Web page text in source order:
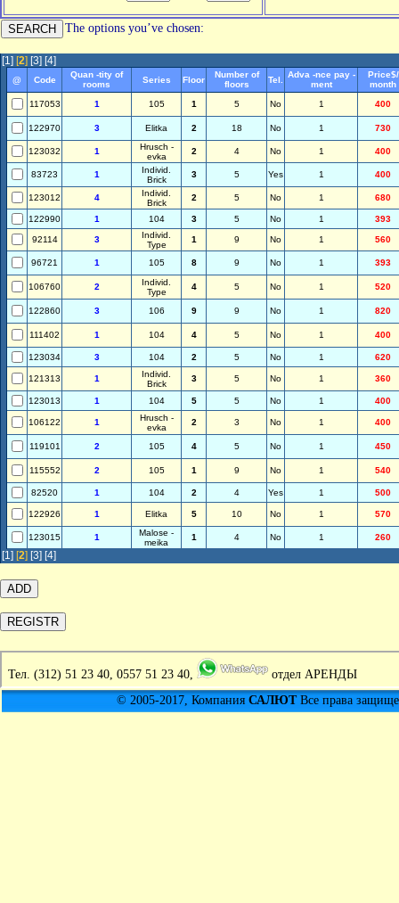
The options you’ve chosen:
[1] [2] [3] [4]
@ Code
Quan -tity of
rooms
Series Floor
Number of
floors
Tel.
Adva -nce pay -
ment
Price$/
month
117053
1 105 1 5 No 1 400
122970 3 Elitka 2 18 No 1 730
123032 1
Hrusch -
evka
2 4 No 1 400
83723 1
Individ.
Brick
3 5 Yes 1 400
123012 4
Individ.
Brick
2 5 No 1 680
122990 1 104 3 5 No 1 393
92114 3
Individ.
Type
1 9 No 1 560
96721 1 105 8 9 No 1 393
106760 2
Individ.
Type
4 5 No 1 520
122860 3 106 9 9 No 1 820
111402 1 104 4 5 No 1 400
123034 3 104 2 5 No 1 620
121313 1
Individ.
Brick
3 5 No 1 360
123013 1 104 5 5 No 1 400
106122 1
Hrusch -
evka
2 3 No 1 400
119101 2 105 4 5 No 1 450
115552 2 105 1 9 No 1 540
82520 1 104 2 4 Yes 1 500
122926 1 Elitka 5 10 No 1 570
123015 1
Malose -
meika
1 4 No 1 260
[1] [2] [3] [4]
Тел. (312) 51 23 40, 0557 51 23 40,
отдел АРЕНДЫ
© 2005-2017, Компания САЛЮТВсе права